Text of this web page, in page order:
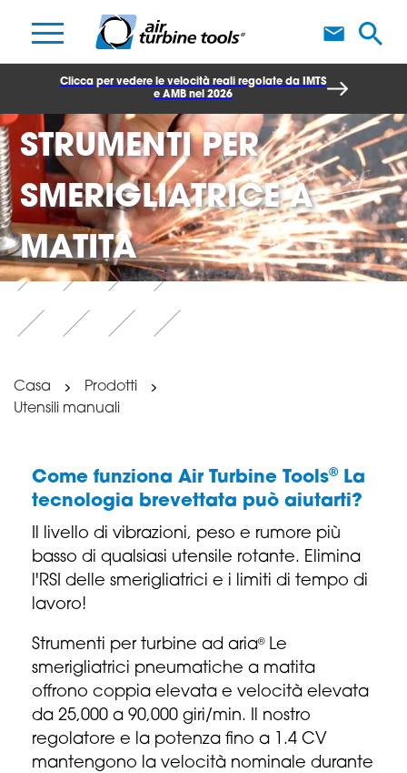
Clicca per vedere le velocità reali regolate da IMTS
e AMB nel 2026
STRUMENTI PER
SMERIGLIATRICE A
MATITA
Casa
Prodotti
Utensili manuali
Come funziona Air Turbine Tools®La
tecnologia brevettata può aiutarti?
Il livello di vibrazioni, peso e rumore più
basso di qualsiasi utensile rotante. Elimina
l'RSI delle smerigliatrici e i limiti di tempo di
lavoro!
Strumenti per turbine ad aria®Le
smerigliatrici pneumatiche a matita
offrono coppia elevata e velocità elevata
da 25,000 a 90,000 giri/min. Il nostro
regolatore e la potenza fino a 1.4 CV
mantengono la velocità nominale durante